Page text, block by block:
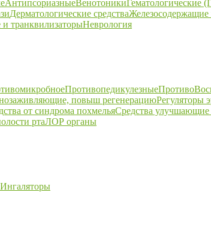
АнтипсориазныеВенотоникиГематологические
Дерматологические средстваЖелезосодержащие
транквилизаторыНеврология
Противопедикулезные
повыш регенерациюРегуляторы
от синдрома похмельяСредства
ртаЛОР органы
Ингаляторы